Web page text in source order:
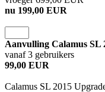
nu 199,00 EUR
Aanvulling Calamus SL
vanaf 3 gebruikers
99,00 EUR
Calamus SL 2015